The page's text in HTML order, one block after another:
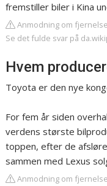
fremstiller biler i Kina
Anmodning om fjernelse
Se det fulde svar på
Hvem
Toyota er den nye
For fem år siden
verdens største
toppen, efter de
sammen med Lexus
Anmodning om fjernelse